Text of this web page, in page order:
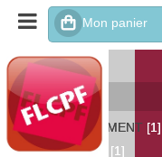
affiner ou
Catégories
ACCOUCHEMENT [1]
HEPATITE B [1]